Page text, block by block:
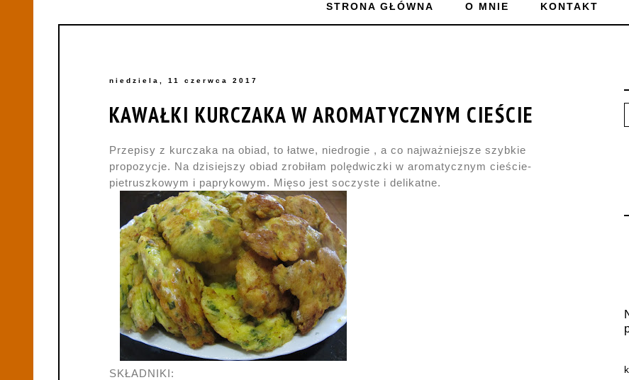
STRONA GŁÓWNA O MNIE KONTAKT
niedziela, 11 czerwca 2017
KAWAŁKI KURCZAKA W AROMATYCZNYM CIEŚCIE
Przepisy z kurczaka na obiad, to łatwe, niedrogie , a co najważniejsze szybkie
propozycje. Na dzisiejszy obiad zrobiłam polędwiczki w aromatycznym cieście-
pietruszkowym i paprykowym. Mięso jest soczyste i delikatne.
SKŁADNIKI: